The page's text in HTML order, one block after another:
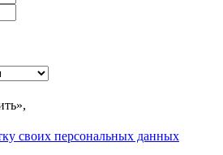
своих персональных данных